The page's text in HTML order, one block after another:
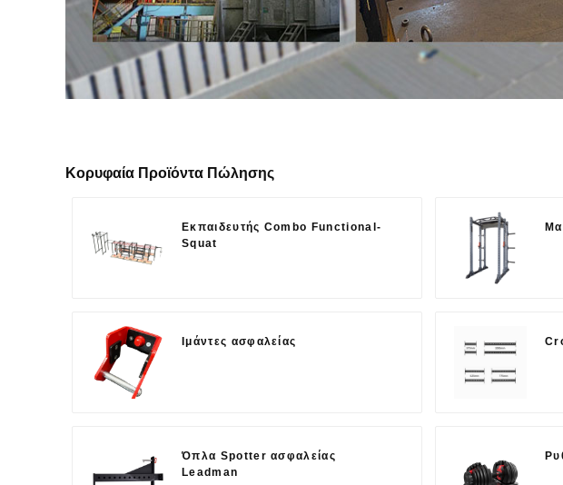
Κορυφαία Προϊόντα Πώλησης
Εκπαιδευτής Combo Functional-
Squat
Ιμάντες ασφαλείας
Όπλα Spotter ασφαλείας
Leadman